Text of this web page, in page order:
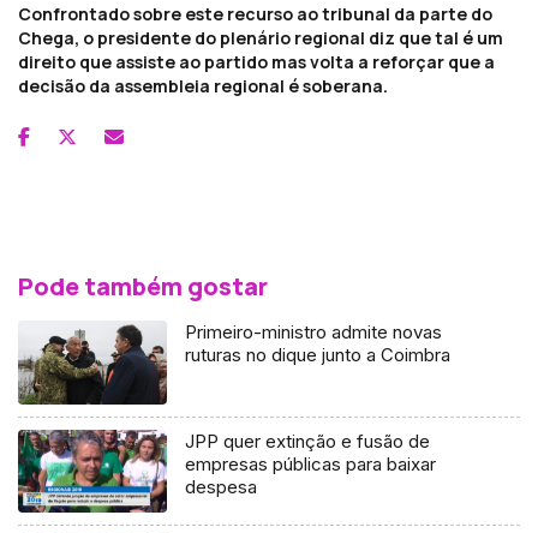
Confrontado sobre este recurso ao tribunal da parte do
Chega, o presidente do plenário regional diz que tal é um
direito que assiste ao partido mas volta a reforçar que a
decisão da assembleia regional é soberana.
Pode também gostar
Primeiro-ministro admite novas
ruturas no dique junto a Coimbra
JPP quer extinção e fusão de
empresas públicas para baixar
despesa